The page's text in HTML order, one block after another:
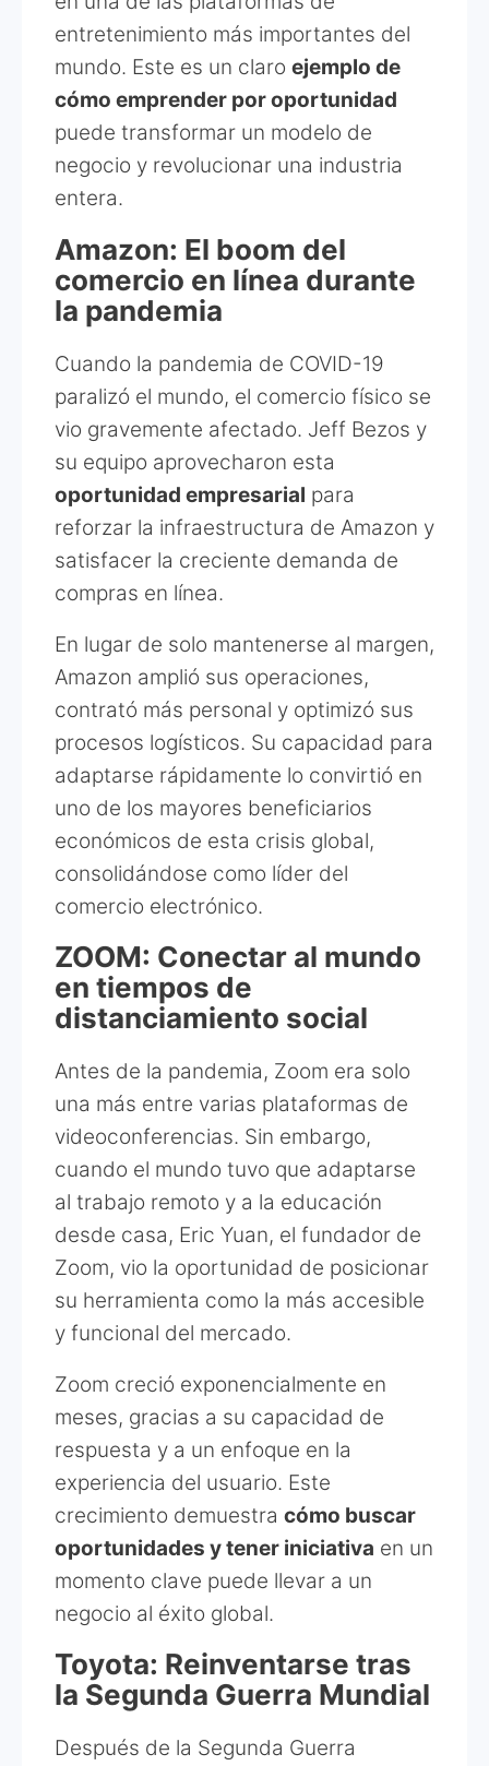
entretenimiento más importantes del
mundo. Este es un claro ejemplo de
cómo emprender por oportunidad
puede transformar un modelo de
negocio y revolucionar una industria
entera.
Amazon: El boom del
comercio en línea durante
la pandemia
Cuando la pandemia de COVID-19
paralizó el mundo, el comercio físico se
vio gravemente afectado. Jeff Bezos y
su equipo aprovecharon esta
oportunidad empresarial para
reforzar la infraestructura de Amazon y
satisfacer la creciente demanda de
compras en línea.
En lugar de solo mantenerse al margen,
Amazon amplió sus operaciones,
contrató más personal y optimizó sus
procesos logísticos. Su capacidad para
adaptarse rápidamente lo convirtió en
uno de los mayores beneficiarios
económicos de esta crisis global,
consolidándose como líder del
comercio electrónico.
ZOOM: Conectar al mundo
en tiempos de
distanciamiento social
Antes de la pandemia, Zoom era solo
una más entre varias plataformas de
videoconferencias. Sin embargo,
cuando el mundo tuvo que adaptarse
al trabajo remoto y a la educación
desde casa, Eric Yuan, el fundador de
Zoom, vio la oportunidad de posicionar
su herramienta como la más accesible
y funcional del mercado.
Zoom creció exponencialmente en
meses, gracias a su capacidad de
respuesta y a un enfoque en la
experiencia del usuario. Este
crecimiento demuestra cómo buscar
oportunidades y tener iniciativa en un
momento clave puede llevar a un
negocio al éxito global.
Toyota: Reinventarse tras
la Segunda Guerra Mundial
Después de la Segunda Guerra